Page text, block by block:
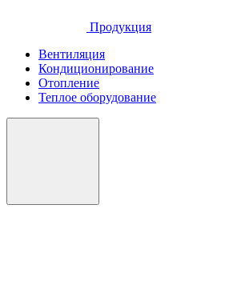
Продукция
Вентиляция
Кондиционирование
Отопление
Теплое оборудование